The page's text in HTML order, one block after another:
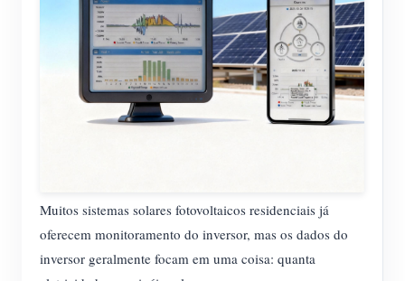
Muitos sistemas solares fotovoltaicos residenciais já
oferecem monitoramento do inversor, mas os dados do
inversor geralmente focam em uma coisa: quanta